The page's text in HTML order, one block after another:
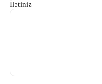
İletiniz